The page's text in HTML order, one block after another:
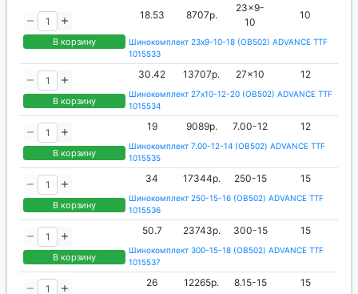
В корзину
18.53 8707р.
23x9-
10
10
Шинокомплект 23x9-10-18 (OB502) ADVANCE TTF
1015533
В корзину
30.42 13707р. 27x10 12
Шинокомплект 27x10-12-20 (OB502) ADVANCE TTF
1015534
В корзину
19 9089р. 7.00-12 12
Шинокомплект 7.00-12-14 (OB502) ADVANCE TTF
1015535
В корзину
34 17344р. 250-15 15
Шинокомплект 250-15-16 (OB502) ADVANCE TTF
1015536
В корзину
50.7 23743р. 300-15 15
Шинокомплект 300-15-18 (OB502) ADVANCE TTF
1015537
26 12265р. 8.15-15 15